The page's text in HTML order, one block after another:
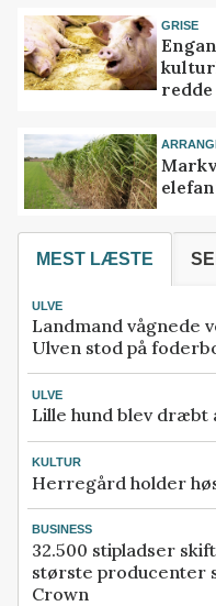
GRISE
MEST LÆSTE
ULVE
Landmand vågnede
Ulven stod på
ULVE
Lille hund blev dræbt
KULTUR
Herregård holder
BUSINESS
32.500 stipladser
største producenter
Crown